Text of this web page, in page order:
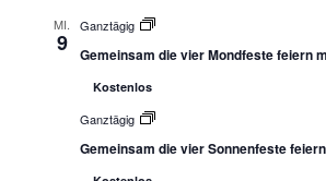
MI.
9
Ganztägig
Gemeinsam die vier Mondfeste feiern
Kostenlos
Ganztägig
Gemeinsam die vier Sonnenfeste